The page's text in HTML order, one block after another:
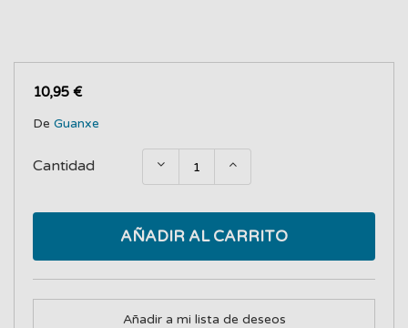
10,95 €
De Guanxe
Cantidad
AÑADIR AL CARRITO
Añadir a mi lista de deseos